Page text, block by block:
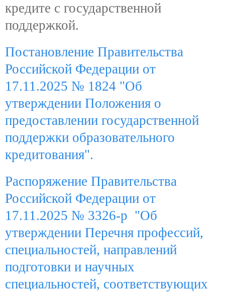
кредите с государственной
поддержкой.
Постановление Правительства
Российской Федерации от
17.11.2025 № 1824 "Об
утверждении Положения о
предоставлении государственной
поддержки образовательного
кредитования".
Распоряжение Правительства
Российской Федерации от
17.11.2025 № 3326-р "Об
утверждении Перечня профессий,
специальностей, направлений
подготовки и научных
специальностей, соответствующих